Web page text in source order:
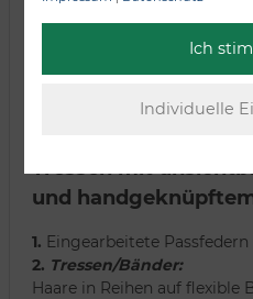
Tressen mit
und
1. Eingearbeitete
2. Tressen/Bänder:
Haare in Reihen auf flexible
Ich